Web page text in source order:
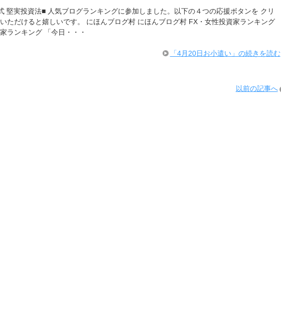
堅実投資法■ 人気ブログランキングに参加しました。以下の４つの応援ボタンを クリ
ただけると嬉しいです。 にほんブログ村 にほんブログ村 FX・女性投資家ランキング
ランキング 「今日・・・
「4月20日お小遣い」の続きを読む
以前の記事へ